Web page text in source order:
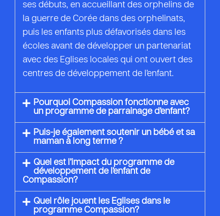
ses débuts, en accueillant des orphelins de
la guerre de Corée dans des orphelinats,
puis les enfants plus défavorisés dans les
écoles avant de développer un partenariat
avec des Eglises locales qui ont ouvert des
centres de développement de l’enfant.
Pourquoi Compassion fonctionne avec
un programme de parrainage d’enfant?
Puis-je également soutenir un bébé et sa
maman à long terme ?
Quel est l’impact du programme de
développement de l’enfant de
Compassion?
Quel rôle jouent les Eglises dans le
programme Compassion?